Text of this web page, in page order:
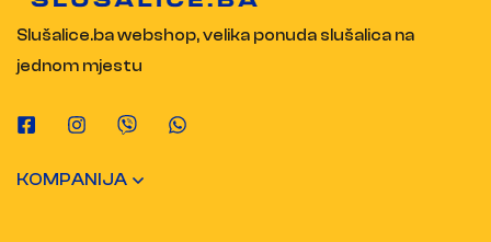
Slušalice.ba webshop, velika ponuda slušalica na
jednom mjestu
KOMPANIJA